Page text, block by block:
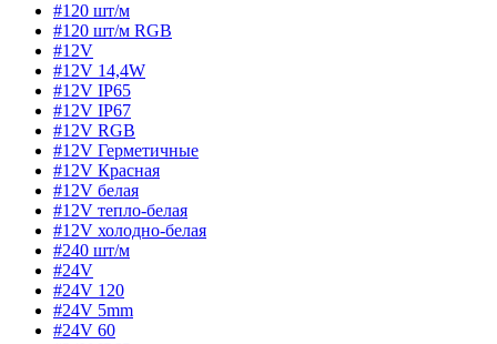
#120 шт/м
#120 шт/м RGB
#12V
#12V 14,4W
#12V IP65
#12V IP67
#12V RGB
#12V Герметичные
#12V Красная
#12V белая
#12V тепло-белая
#12V холодно-белая
#240 шт/м
#24V
#24V 120
#24V 5mm
#24V 60